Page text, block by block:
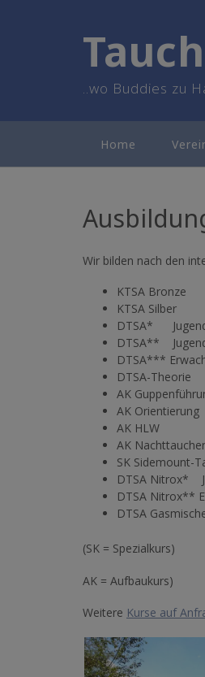
..wo Buddies zu
Home
Wir bilden nach den
KTSA Bronze
KTSA Silber
DTSA*
DTSA**
DTSA***
DTSA-Theorie
AK
AK Orientierung
AK HLW
AK
SK Sidemount-
DTSA Nitrox*
DTSA Nitrox**
DTSA
(SK = Spezialkurs)
AK = Aufbaukurs)
Weitere Kurse auf